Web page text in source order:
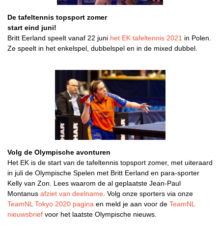
De tafeltennis topsport zomer
start eind juni!
Britt Eerland speelt vanaf 22 juni het EK tafeltennis 2021 in Polen.
Ze speelt in het enkelspel, dubbelspel en in de mixed dubbel.
Volg de Olympische avonturen
Het EK is de start van de tafeltennis topsport zomer, met uiteraard
in juli de Olympische Spelen met Britt Eerland en para-sporter
Kelly van Zon. Lees waarom de al geplaatste Jean-Paul
Montanus afziet van deelname . Volg onze sporters via onze
TeamNL Tokyo 2020 pagina en meld je aan voor de TeamNL
nieuwsbrief voor het laatste Olympische nieuws.